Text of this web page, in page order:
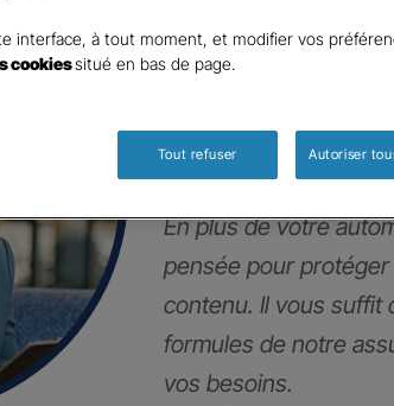
Parole
d’expert
!
En plus de votre
pensée pour
contenu. Il vous suffit
formules de notre
vos besoins.
interface, à tout moment, et modifier vos
cookiessitué en bas de page.
Tout refuser Autoriser